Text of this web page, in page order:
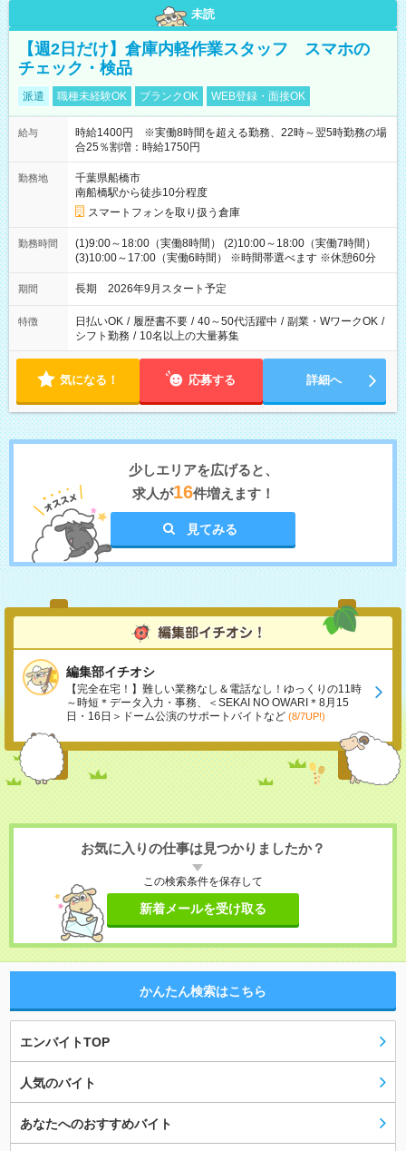
未読
【週2日だけ】倉庫内軽作業スタッフ スマホの
チェック・検品
派遣 職種未経験OK ブランクOK WEB登録・面接OK
給与
時給1400円 ※実働8時間を超える勤務、22時～翌5時勤務の場
合25％割増：時給1750円
勤務地
千葉県船橋市
南船橋駅から徒歩10分程度
スマートフォンを取り扱う倉庫
勤務時間
(1)9:00～18:00（実働8時間） (2)10:00～18:00（実働7時間）
(3)10:00～17:00（実働6時間） ※時間帯選べます ※休憩60分
期間 長期 2026年9月スタート予定
特徴 日払いOK / 履歴書不要 / 40～50代活躍中 / 副業・WワークOK /
シフト勤務 / 10名以上の大量募集
気になる！ 応募する 詳細へ
少しエリアを広げると、
求人が16件増えます！
見てみる
編集部イチオシ
【完全在宅！】難しい業務なし＆電話なし！ゆっくりの11時
～時短＊データ入力・事務、＜SEKAI NO OWARI＊8月15
日・16日＞ドーム公演のサポートバイトなど (8/7UP!)
お気に入りの仕事は見つかりましたか？
この検索条件を保存して
新着メールを受け取る
かんたん検索はこちら
エンバイトTOP
人気のバイト
あなたへのおすすめバイト